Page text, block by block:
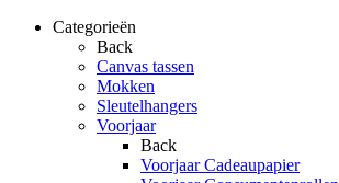
Categorieën
Back
Canvas tassen
Mokken
Sleutelhangers
Voorjaar
Back
Voorjaar Cadeaupapier